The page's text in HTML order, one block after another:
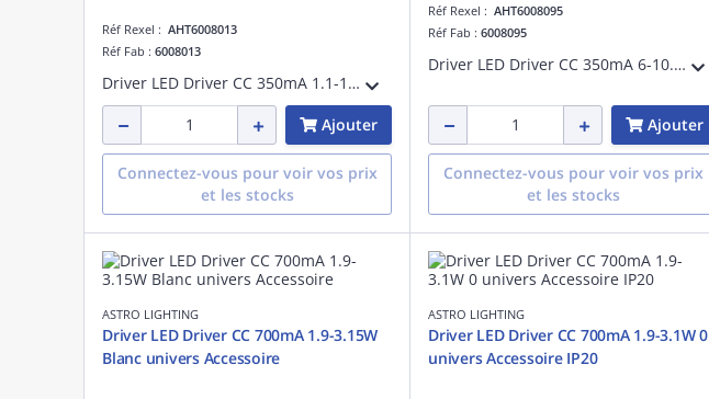
Réf Rexel : AHT6008013
Réf Fab : 6008013
Driver LED Driver CC 350mA 1.1-10.5W 1-10V Dim référence 6008013 univers Accessoire IP20
Ajouter
Connectez-vous pour voir vos prix
et les stocks
Réf Rexel : AHT6008095
Réf Fab : 6008095
Driver LED Driver CC 350mA 6-10.1W référence 6008095 univers Accessoire IP20
Ajouter
Connectez-vous pour voir vos prix
et les stocks
ASTRO LIGHTING
Driver LED Driver CC 700mA 1.9-3.15W
Blanc univers Accessoire
ASTRO LIGHTING
Driver LED Driver CC 700mA 1.9-3.1W 0
univers Accessoire IP20